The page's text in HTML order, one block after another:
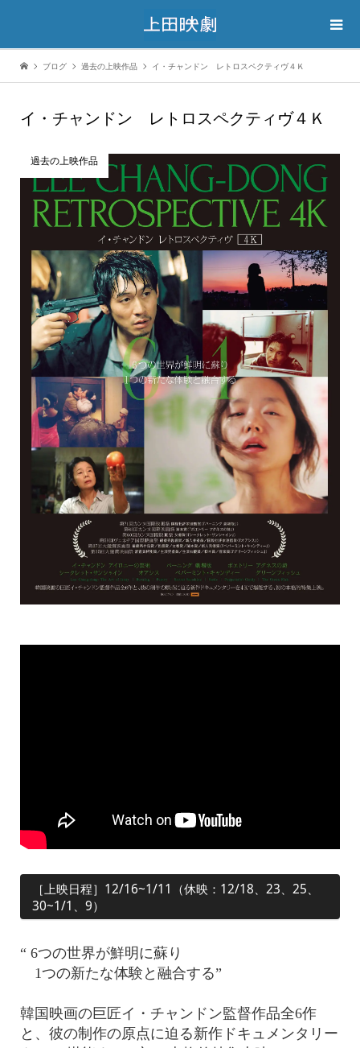
ブログ 過去の上映作品 イ・チャンドン レトロスペクティヴ４Ｋ
イ・チャンドン レトロスペクティヴ４Ｋ
過去の上映作品
［上映日程］12/16~1/11（休映：12/18、23、25、
30~1/1、9）
“ 6つの世界が鮮明に蘇り
1つの新たな体験と融合する”
韓国映画の巨匠イ・チャンドン監督作品全6作
と、彼の制作の原点に迫る新作ドキュメンタリー